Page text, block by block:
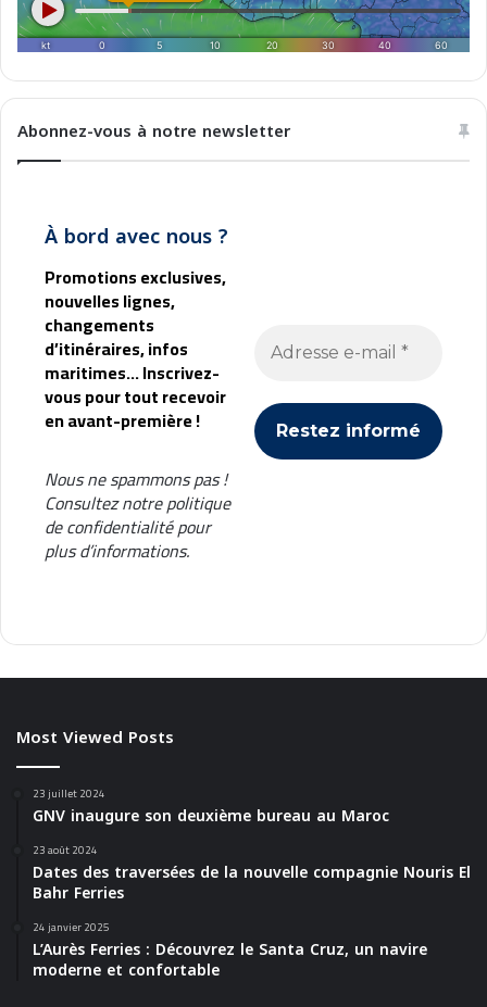
n
e
Abonnez-vous à notre newsletter
À bord avec nous ?
Promotions exclusives,
nouvelles lignes,
changements
d’itinéraires, infos
maritimes... Inscrivez-
vous pour tout recevoir
en avant-première !
Nous ne spammons pas !
Consultez notrepolitique
de confidentialitépour
plus d’informations.
Most Viewed Posts
23 juillet 2024
GNV inaugure son deuxième bureau au Maroc
23 août 2024
Dates des traversées de la nouvelle compagnie Nouris El
Bahr Ferries
24 janvier 2025
L’Aurès Ferries : Découvrez le Santa Cruz, un navire
moderne et confortable